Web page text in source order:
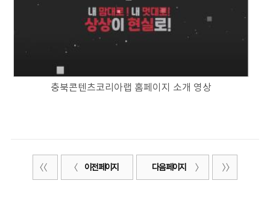
충북콘텐츠코리아랩 홈페이지 소개 영상
이전 페이지 다음 페이지